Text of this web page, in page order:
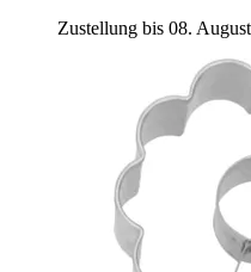
Zustellung bis 08. August